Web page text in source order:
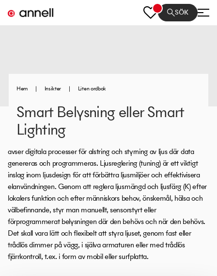
SÖK
Hem | Insikter | Liten ordbok
Smart Belysning eller Smart
Lighting
avser digitala processer för alstring och styrning av ljus där data
genereras och programmeras. Ljusreglering (tuning) är ett viktigt
inslag inom ljusdesign för att förbättra ljusmiljöer och effektivisera
elanvändningen. Genom att reglera ljusmängd och ljusfärg (K) efter
lokalers funktion och efter människors behov, önskemål, hälsa och
välbefinnande, styr man manuellt, sensorstyrt eller
förprogrammerat belysningen där den behövs och när den behövs.
Det skall vara lätt och flexibelt att styra ljuset, genom fast eller
trådlös dimmer på vägg, i själva armaturen eller med trådlös
fjärrkontroll, t.ex. i form av mobil eller surfplatta.